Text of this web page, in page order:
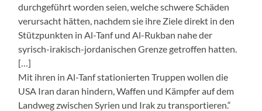
durchgeführt worden seien, welche schwere Schäden
verursacht hätten, nachdem sie ihre Ziele direkt in den
Stützpunkten in Al-Tanf und Al-Rukban nahe der
syrisch-irakisch-jordanischen Grenze getroffen hatten.
[…]
Mit ihren in Al-Tanf stationierten Truppen wollen die
USA Iran daran hindern, Waffen und Kämpfer auf dem
Landweg zwischen Syrien und Irak zu transportieren.“